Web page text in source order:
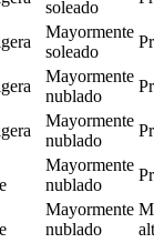
soleado
Mayormente
soleado
Mayormente
nublado
Mayormente
nublado
Mayormente
nublado
Mayormente
nublado